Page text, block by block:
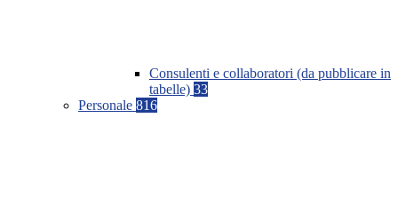
Consulenti e collaboratori (da pubblicare in
tabelle) 33
Personale 816